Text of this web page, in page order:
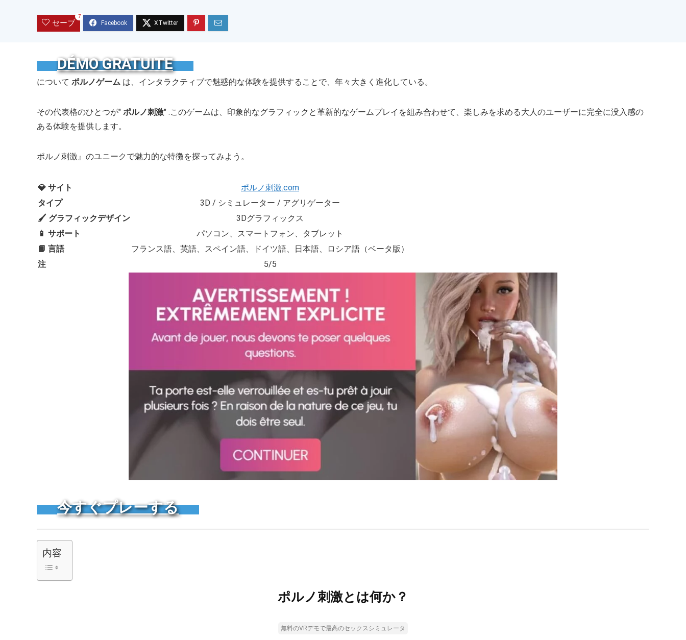
セーブ
7
DÉMO GRATUITE
について ポルノゲーム は、インタラクティブで魅惑的な体験を提供することで、年々大きく進化している。
その代表格のひとつが" ポルノ刺激" .このゲームは、印象的なグラフィックと革新的なゲームプレイを組み合わせて、楽しみを求める大人のユーザーに完全に没入感の
ある体験を提供します。
ポルノ刺激』のユニークで魅力的な特徴を探ってみよう。
💎 サイト
ポルノ刺激.com
タイプ
3D / シミュレーター / アグリゲーター
🖌️ グラフィックデザイン
3Dグラフィックス
📱 サポート
パソコン、スマートフォン、タブレット
📙 言語
フランス語、英語、スペイン語、ドイツ語、日本語、ロシア語（ベータ版）
注
5/5
今すぐプレーする
内容
ポルノ刺激とは何か？
無料のVRデモで最高のセックスシミュレータ